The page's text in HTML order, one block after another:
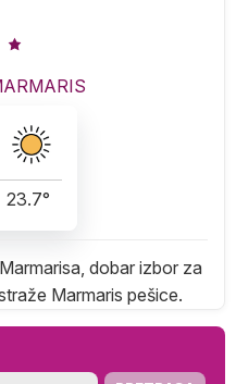
23.7°
dobar izbor za
Marmaris pešice.